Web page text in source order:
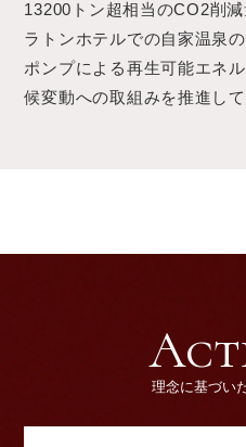
13200トン超相当のCO2削
ラトンホテルでの自家温泉
ポンプによる再生可能エネ
候変動への取組みを推進して
理念に基づい